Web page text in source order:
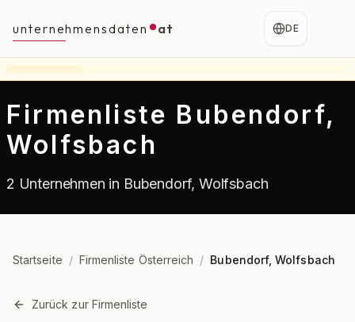
unternehmensdaten at DE
Firmenliste Bubendorf,
Wolfsbach
2 Unternehmen in Bubendorf, Wolfsbach
Startseite / Firmenliste Österreich / Bubendorf, Wolfsbach
Zurück zur Firmenliste